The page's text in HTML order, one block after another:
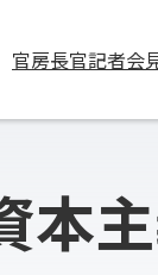
官房長官記者会
本